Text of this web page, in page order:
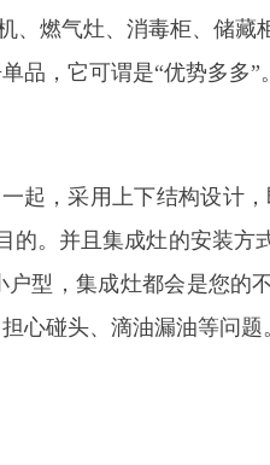
、燃气灶、消毒柜、储藏
品，它可谓是“优势多多”。
起，采用上下结构设计
的。并且集成灶的安装方
型，集成灶都会是您的
心碰头、滴油漏油等问题